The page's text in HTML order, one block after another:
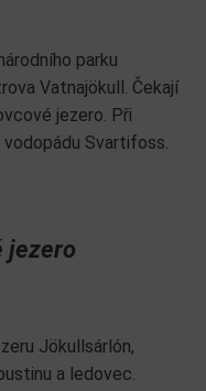
parku
Vatnajökull. Čekají
jezero. Při
Svartifoss.
jezero
Jökullsárlón,
a ledovec.